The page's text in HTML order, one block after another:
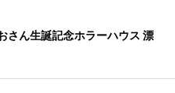
さん生誕記念ホラーハウス 漂